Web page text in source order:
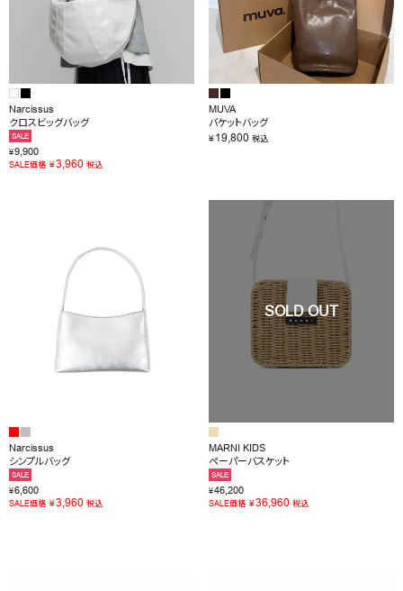
Narcissus
クロスビッグバッグ
SALE
¥9,900
SALE価格 ¥3,960 税込
MUVA
バケットバッグ
¥19,800 税込
Narcissus
シンプルバッグ
SALE
¥6,600
SALE価格 ¥3,960 税込
MARNI KIDS
ペーパーバスケット
SALE
¥46,200
SALE価格 ¥36,960 税込